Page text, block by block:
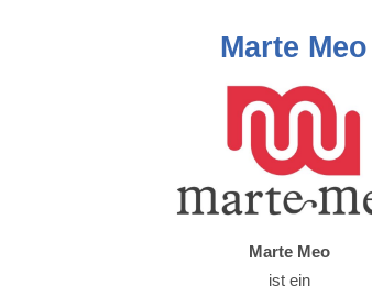
Marte Meo
Marte Meo
ist ein